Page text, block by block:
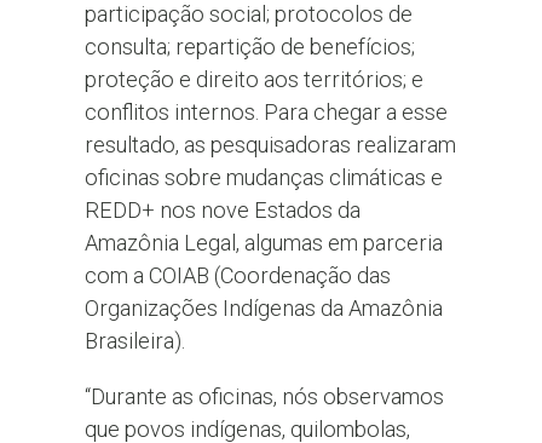
participação social; protocolos de
consulta; repartição de benefícios;
proteção e direito aos territórios; e
conflitos internos. Para chegar a esse
resultado, as pesquisadoras realizaram
oficinas sobre mudanças climáticas e
REDD+ nos nove Estados da
Amazônia Legal, algumas em parceria
com a COIAB (Coordenação das
Organizações Indígenas da Amazônia
Brasileira).
“Durante as oficinas, nós observamos
que povos indígenas, quilombolas,